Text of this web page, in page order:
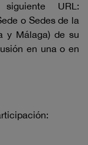
URL:
o Sedes de la
y Málaga) de su
en una o en